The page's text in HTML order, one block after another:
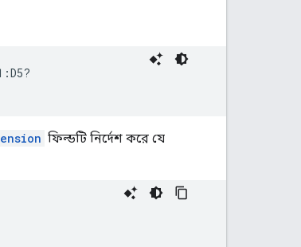
ফিল্ডটি নির্দেশ করে যে